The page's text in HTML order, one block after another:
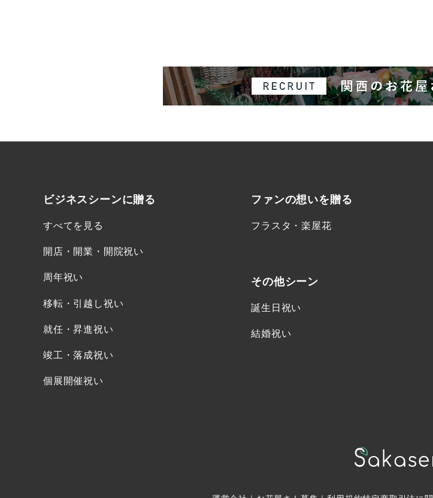
ビジネスシーンに贈る
すべてを見る
開店・開業・開院祝い
周年祝い
移転・引越し祝い
就任・昇進祝い
竣工・落成祝い
個展開催祝い
ファンの想いを贈る
フラスタ・楽屋花
その他シーン
誕生日祝い
結婚祝い